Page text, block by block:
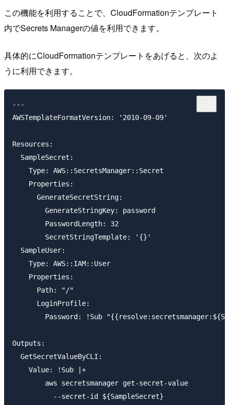
この機能を利用することで、CloudFormationテンプレート
内でSecrets Managerの値を利用できます。
具体的にCloudFormationテンプレートをあげると、次のよ
うに利用できます。
---
AWSTemplateFormatVersion: '2010-09-09'
Resources:
  SampleSecret:
    Type: AWS::SecretsManager::Secret
    Properties:
      GenerateSecretString:
        GenerateStringKey: password
        PasswordLength: 32
        SecretStringTemplate: '{}'
  SampleUser:
    Type: AWS::IAM::User
    Properties:
      Path: "/"
      LoginProfile:
Password: !Sub
Outputs:
  GetSecretValueByCLI:
    Value: !Sub |+
        aws secretsmanager get-secret-value
          --secret-id ${SampleSecret}